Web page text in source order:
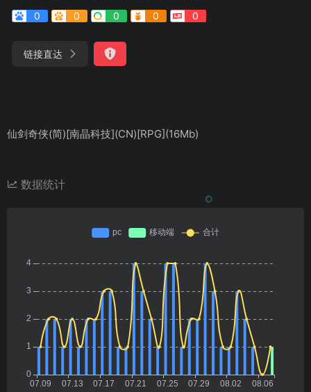
0
0 0 0 0
链接直达
仙剑奇侠(简)[南晶科技](CN)[RPG](16Mb)
数据统计